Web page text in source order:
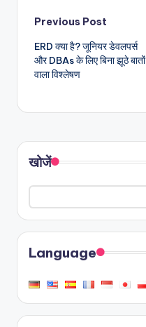
Post
navigation
Previous Post
ERD क्या है? जूनियर डेवलपर्स
और DBAs के लिए बिना झूठे बातों
वाला विश्लेषण
खोजें
Language